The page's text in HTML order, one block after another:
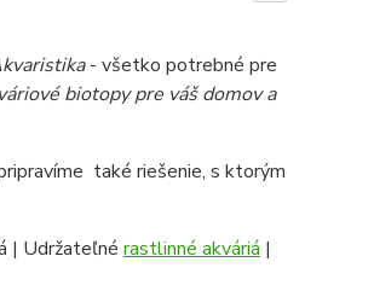
- všetko potrebné pre
biotopy pre váš domov a
také riešenie, s ktorým
| Udržateľné rastlinné akváriá |